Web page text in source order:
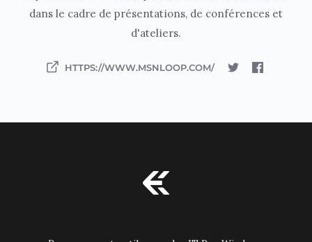
dans le cadre de présentations, de conférences et
d'ateliers.
HTTPS://WWW.MSNLOOP.COM/